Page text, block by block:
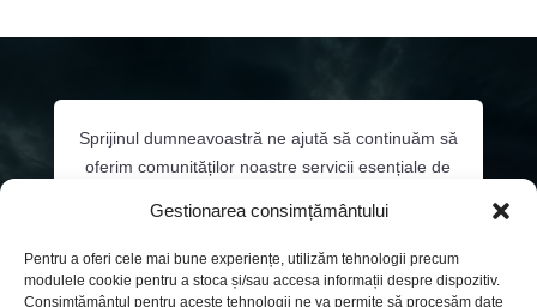
Gestionarea consimțământului
Pentru a oferi cele mai bune experiențe, utilizăm tehnologii precum
modulele cookie pentru a stoca și/sau accesa informații despre dispozitiv.
Consimțământul pentru aceste tehnologii ne va permite să procesăm date
Sprijinul dumneavoastră ne ajută să continuăm să
oferim comunităților noastre servicii esențiale de
pentru a întreba despre
oportunitățile de sponsorizare și despre modul în
care puteți contribui la îngrijirea continuă a